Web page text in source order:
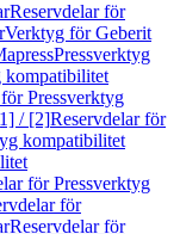
Reservdelar för
Verktyg för Geberit
Pressverktyg
kompatibilitet
Pressverktyg
/ [2]Reservdelar för
kompatibilitet
för Pressverktyg
för
Reservdelar för